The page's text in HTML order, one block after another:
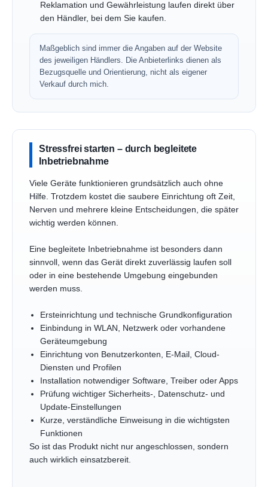
Reklamation und Gewährleistung laufen direkt über
den Händler, bei dem Sie kaufen.
Maßgeblich sind immer die Angaben auf der Website
des jeweiligen Händlers. Die Anbieterlinks dienen als
Bezugsquelle und Orientierung, nicht als eigener
Verkauf durch mich.
Stressfrei starten – durch begleitete
Inbetriebnahme
Viele Geräte funktionieren grundsätzlich auch ohne
Hilfe. Trotzdem kostet die saubere Einrichtung oft Zeit,
Nerven und mehrere kleine Entscheidungen, die später
wichtig werden können.
Eine begleitete Inbetriebnahme ist besonders dann
sinnvoll, wenn das Gerät direkt zuverlässig laufen soll
oder in eine bestehende Umgebung eingebunden
werden muss.
Ersteinrichtung und technische Grundkonfiguration
Einbindung in WLAN, Netzwerk oder vorhandene
Geräteumgebung
Einrichtung von Benutzerkonten, E-Mail, Cloud-
Diensten und Profilen
Installation notwendiger Software, Treiber oder Apps
Prüfung wichtiger Sicherheits-, Datenschutz- und
Update-Einstellungen
Kurze, verständliche Einweisung in die wichtigsten
Funktionen
So ist das Produkt nicht nur angeschlossen, sondern
auch wirklich einsatzbereit.